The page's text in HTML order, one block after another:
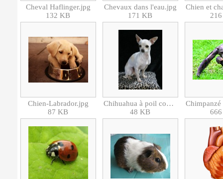
Cheval Haflinger.jpg
132 KB
Chevaux dans l'eau.jpg
171 KB
Chien-Labrador.jpg
87 KB
Chihuahua à poil court.jpg
48 KB